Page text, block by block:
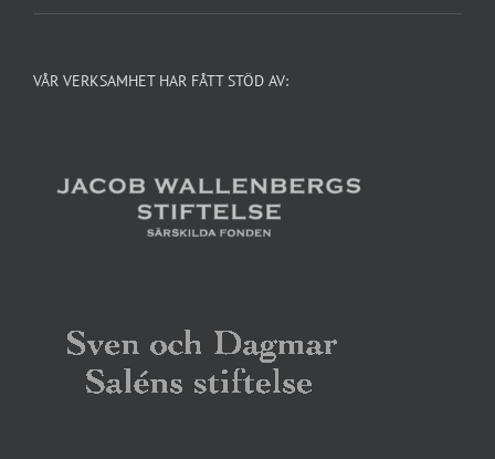
VÅR VERKSAMHET HAR FÅTT STÖD AV: